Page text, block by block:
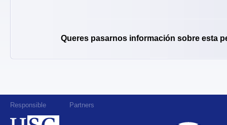
Queres pasarnos información sobre esta
Responsible Partners